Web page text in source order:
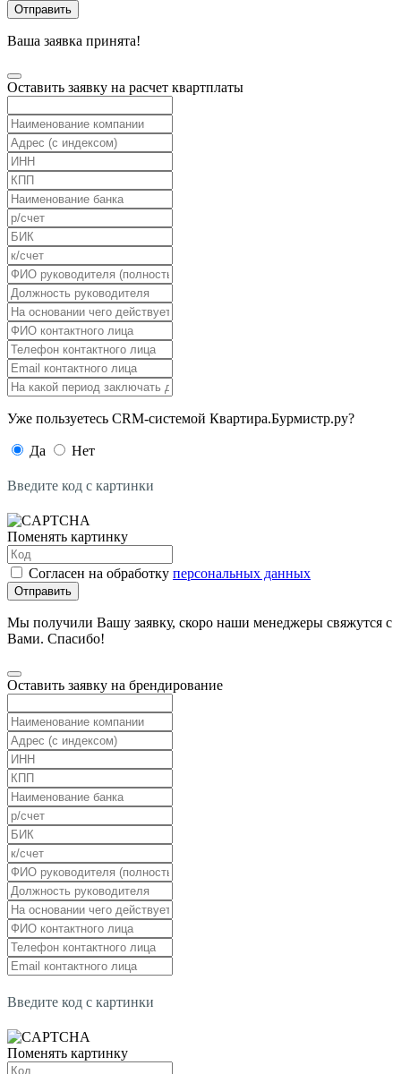
Отправить
Ваша заявка принята!
Оставить заявку на расчет квартплаты
Уже пользуетесь CRM-системой Квартира.Бурмистр.ру?
Да Нет
Введите код с картинки
Поменять картинку
Согласен на обработку персональных данных
Отправить
Мы получили Вашу заявку, скоро наши менеджеры свяжутся с
Вами. Спасибо!
Оставить заявку на брендирование
Введите код с картинки
Поменять картинку